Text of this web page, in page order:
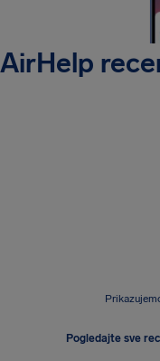
AirHelp
Pogledajte sve